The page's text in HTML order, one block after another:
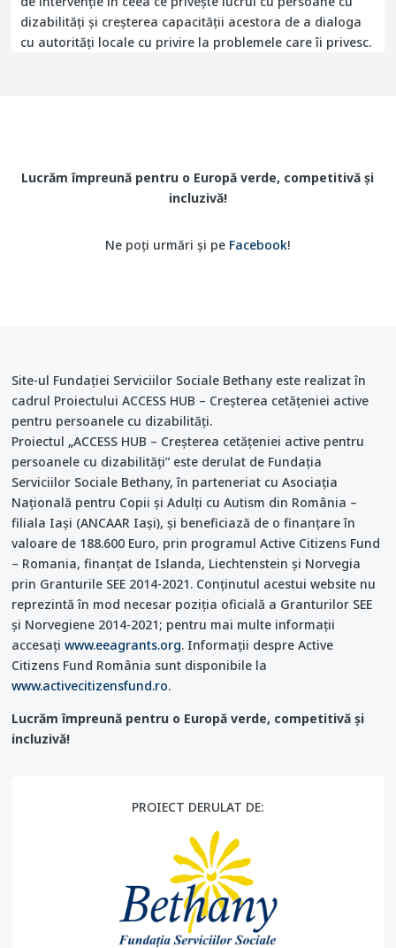
dizabilități și creșterea capacității acestora de a dialoga
cu autorități locale cu privire la problemele care îi privesc.
Lucrăm împreună pentru o Europă verde, competitivă și
incluzivă!
Ne poți urmări și pe Facebook!
Site-ul Fundației Serviciilor Sociale Bethany este realizat în
cadrul Proiectului ACCESS HUB – Creşterea cetăţeniei active
pentru persoanele cu dizabilităţi.
Proiectul „ACCESS HUB – Creșterea cetățeniei active pentru
persoanele cu dizabilități” este derulat de Fundația
Serviciilor Sociale Bethany, în parteneriat cu Asociația
Națională pentru Copii și Adulți cu Autism din România –
filiala Iași (ANCAAR Iași), și beneficiază de o finanțare în
valoare de 188.600 Euro, prin programul Active Citizens Fund
– Romania, finanțat de Islanda, Liechtenstein și Norvegia
prin Granturile SEE 2014-2021. Conținutul acestui website nu
reprezintă în mod necesar poziția oficială a Granturilor SEE
și Norvegiene 2014-2021; pentru mai multe informații
accesațiwww.eeagrants.org. Informații despre Active
Citizens Fund România sunt disponibile la
www.activecitizensfund.ro.
Lucrăm împreună pentru o Europă verde, competitivă și
incluzivă!
PROIECT DERULAT DE: